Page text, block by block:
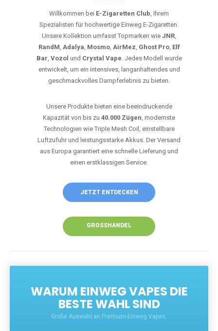
Willkommen bei E-Zigaretten Club, Ihrem
Spezialisten für hochwertige Einweg E-Zigaretten.
Unsere Kollektion umfasst Topmarken wie JNR,
RandM, Adalya, Mosmo, AirMez, Ghost Pro, Elf
Bar, Vozol und Crystal Vape. Jedes Modell wurde
entwickelt, um ein intensives, langanhaltendes und
geschmackvolles Dampferlebnis zu bieten.
Unsere Produkte bieten eine beeindruckende
Kapazität von bis zu 40.000 Zügen, modernste
Technologien wie Triple Mesh Coil, einstellbare
Luftzufuhr und leistungsstarke Akkus. Der Versand
aus Europa garantiert eine schnelle Lieferung und
einen erstklassigen Service.
JETZT ENTDECKEN
GROSSHANDEL
WARUM EINWEG VAPES DIE
BESTE WAHL SIND
Große Auswahl an Premium-Einweg Vapes.